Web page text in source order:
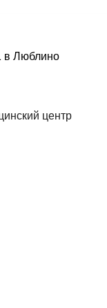
центр